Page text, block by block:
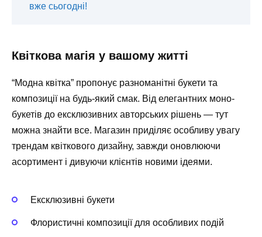
вже сьогодні!
Квіткова магія у вашому житті
“Модна квітка” пропонує разноманітні букети та
композиції на будь-який смак. Від елегантних моно-
букетів до ексклюзивних авторських рішень — тут
можна знайти все. Магазин приділяє особливу увагу
трендам квіткового дизайну, завжди оновлюючи
асортимент і дивуючи клієнтів новими ідеями.
Ексклюзивні букети
Флористичні композиції для особливих подій